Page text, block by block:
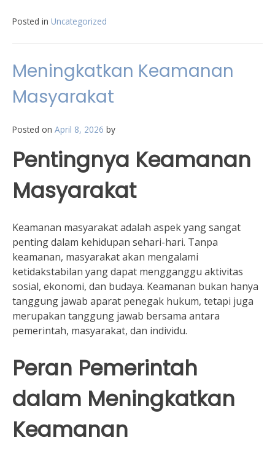
Posted in Uncategorized
Meningkatkan Keamanan
Masyarakat
Posted on April 8, 2026 by
Pentingnya Keamanan
Masyarakat
Keamanan masyarakat adalah aspek yang sangat
penting dalam kehidupan sehari-hari. Tanpa
keamanan, masyarakat akan mengalami
ketidakstabilan yang dapat mengganggu aktivitas
sosial, ekonomi, dan budaya. Keamanan bukan hanya
tanggung jawab aparat penegak hukum, tetapi juga
merupakan tanggung jawab bersama antara
pemerintah, masyarakat, dan individu.
Peran Pemerintah
dalam Meningkatkan
Keamanan